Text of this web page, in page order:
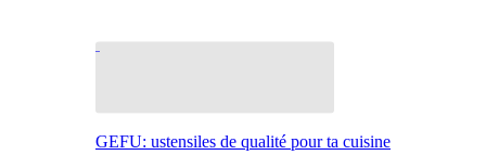
GEFU: ustensiles de qualité pour ta cuisine